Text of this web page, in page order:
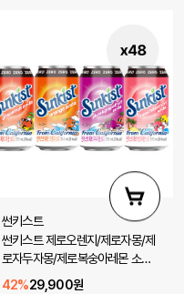
썬키스트
썬키스트 제로오렌지/제로자몽/제
로자두자몽/제로복숭아레몬 소다
355ml 48입(선택 2)
42%29,900원